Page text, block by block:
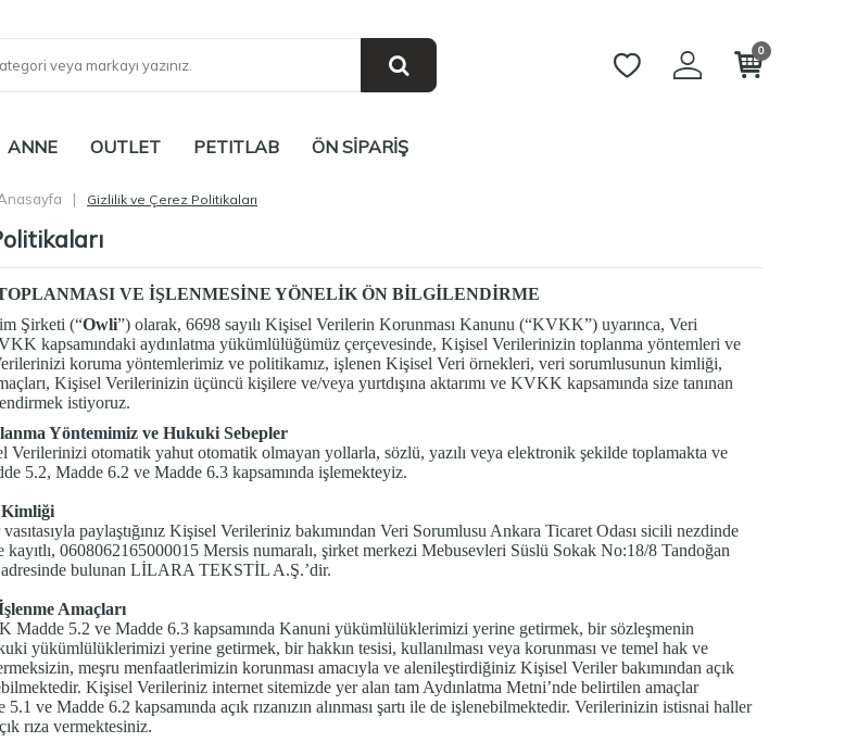
0
ANNE OUTLET PETITLAB ÖN SİPARİŞ
| Gizlilik ve Çerez Politikaları
VE İŞLENMESİNE YÖNELİK ÖN BİLGİLENDİRME
Şirketi (“Owli”) olarak, 6698 sayılı Kişisel Verilerin Korunması Kanunu (“KVKK”) uyarınca, Veri
kapsamındaki aydınlatma yükümlülüğümüz çerçevesinde, Kişisel Verilerinizin toplanma yöntemleri ve
koruma yöntemlerimiz ve politikamız, işlenen Kişisel Veri örnekleri, veri sorumlusunun kimliği,
Kişisel Verilerinizin üçüncü kişilere ve/veya yurtdışına aktarımı ve KVKK kapsamında size tanınan
istiyoruz.
Yöntemimiz ve Hukuki Sebepler
otomatik yahut otomatik olmayan yollarla, sözlü, yazılı veya elektronik şekilde toplamakta ve
5.2, Madde 6.2 ve Madde 6.3 kapsamında işlemekteyiz.
paylaştığınız Kişisel Verileriniz bakımından Veri Sorumlusu Ankara Ticaret Odası sicili nezdinde
kayıtlı, 0608062165000015 Mersis numaralı, şirket merkezi Mebusevleri Süslü Sokak No:18/8 Tandoğan
bulunan LİLARA TEKSTİL A.Ş.’dir.
Amaçları
5.2 ve Madde 6.3 kapsamında Kanuni yükümlülüklerimizi yerine getirmek, bir sözleşmenin
yükümlülüklerimizi yerine getirmek, bir hakkın tesisi, kullanılması veya korunması ve temel hak ve
meşru menfaatlerimizin korunması amacıyla ve alenileştirdiğiniz Kişisel Veriler bakımından açık
Kişisel Verileriniz internet sitemizde yer alan tam Aydınlatma Metni’nde belirtilen amaçlar
ve Madde 6.2 kapsamında açık rızanızın alınması şartı ile de işlenebilmektedir. Verilerinizin istisnai haller
rıza vermektesiniz.